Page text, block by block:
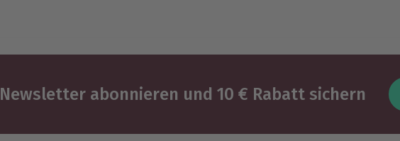
Newsletter abonnieren und 10 € Rabatt sichern